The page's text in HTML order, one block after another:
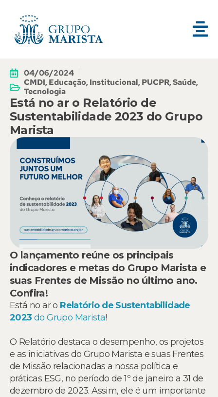
04/06/2024
CMDI,Educação,Institucional,PUCPR,Saúde,
Tecnologia
Está no ar o Relatório de
Sustentabilidade 2023 do Grupo
Marista
O lançamento reúne os principais
indicadores e metas do Grupo Marista e
suas Frentes de Missão no último ano.
Confira!
Está no ar o Relatório de Sustentabilidade
2023 do Grupo Marista!
O Relatório destaca o desempenho, os projetos
e as iniciativas do Grupo Marista e suas Frentes
de Missão relacionadas a nossa política e
práticas ESG, no período de 1º de janeiro a 31 de
dezembro de 2023. Assim, ele é um importante